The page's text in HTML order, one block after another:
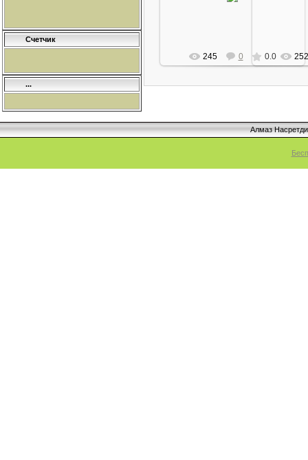
Счетчик
...
245 0 0.0 252
Алмаз